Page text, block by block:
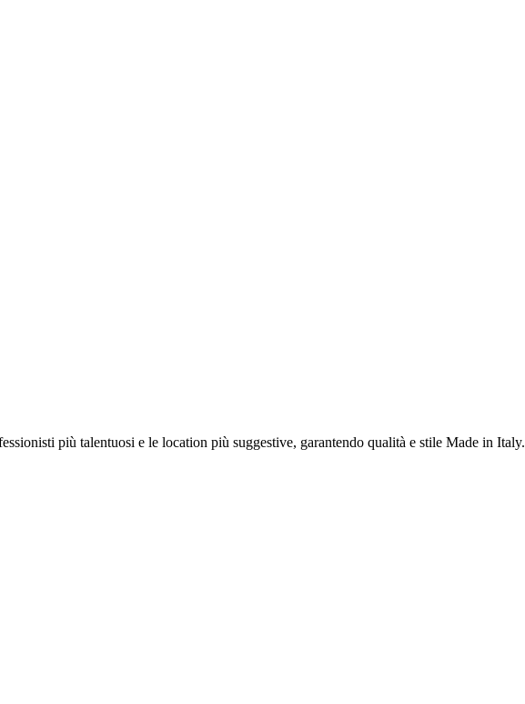
più talentuosi e le location più suggestive, garantendo qualità e stile Made in Italy.